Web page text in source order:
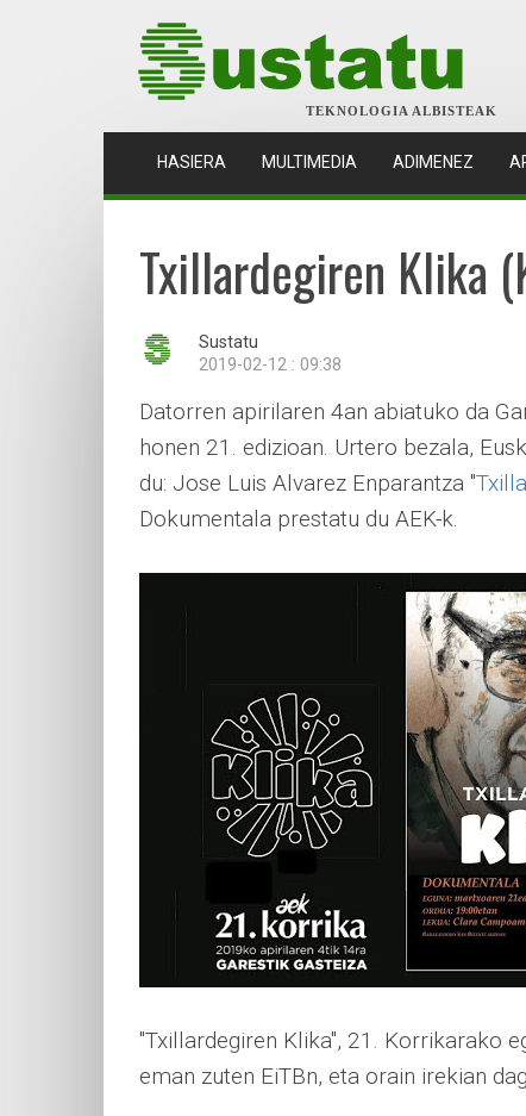
TEKNOLOGIA ALBISTEAK
HASIERA (CURRENT)
MULTIMEDIA ADIMENEZ
Txillardegiren Klika
Sustatu
2019-02-12 : 09:38
Datorren apirilaren 4an abiatuko da
honen 21. edizioan. Urtero bezala,
du: Jose Luis Alvarez Enparantza "
Dokumentala prestatu du AEK-k.
"Txillardegiren Klika", 21. Korrikarako
eman zuten EiTBn, eta orain irekian